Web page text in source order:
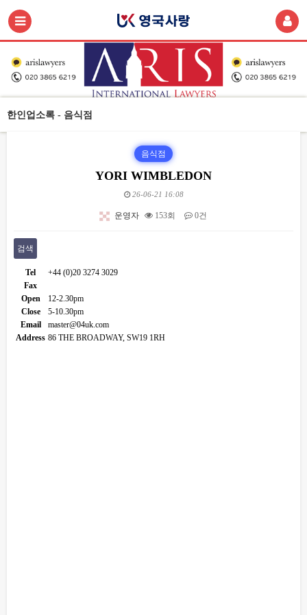
한인업소록 - 음식점
음식점
YORI WIMBLEDON
26-06-21 16:08
운영자 153회 0건
검색
Tel
+44 (0)20 3274 3029
Fax
Open
12-2.30pm
Close
5-10.30pm
Email
master@04uk.com
Address 86 THE BROADWAY, SW19 1RH